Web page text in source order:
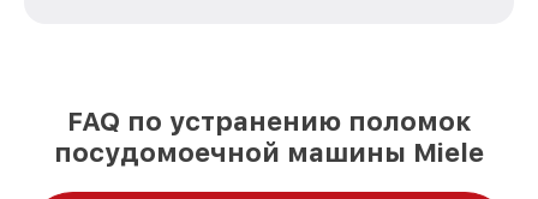
и лояльности наших клиентов.
FAQ по устранению поломок
посудомоечной машины Miele